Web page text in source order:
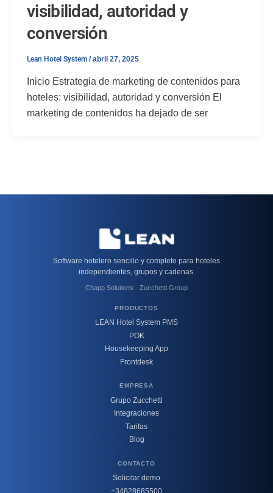
visibilidad, autoridad y
conversión
Lean Hotel System /abril 27, 2025
Inicio Estrategia de marketing de contenidos para
hoteles: visibilidad, autoridad y conversión El
marketing de contenidos ha dejado de ser
Software hotelero sencillo y completo para hoteles
independientes, grupos y cadenas.
Chapp Solutions · Zucchetti Group
PRODUCTOS
LEAN Hotel System PMS
POK
Housekeeping App
Frontdesk
EMPRESA
Grupo Zucchetti
Integraciones
Tarifas
Blog
CONTACTO
Solicitar demo
+34828685500